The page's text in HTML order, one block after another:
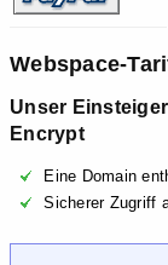
Webspace-
Unser
Encrypt
Eine Domain
Sicherer Zugriff